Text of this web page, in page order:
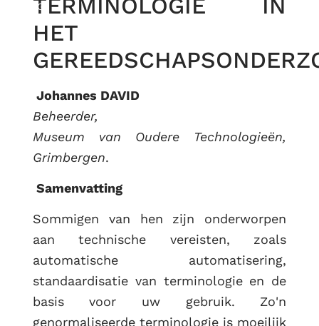
RUG
TERMINOLOGIE IN
HET
Johannes DAVID
Beheerder,
Museum van Oudere Technologieën,
Grimbergen.
Samenvatting
Sommigen van hen zijn onderworpen
aan technische vereisten, zoals
automatische automatisering,
standaardisatie van terminologie en de
basis voor uw gebruik. Zo'n
genormaliseerde terminologie is moeilijk